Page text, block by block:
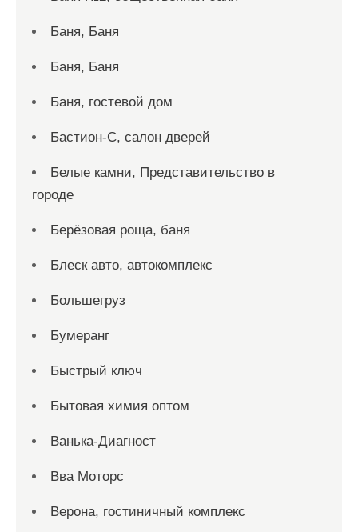
Баня, Баня
Баня, Баня
Баня, гостевой дом
Бастион-С, салон дверей
Белые камни, Представительство в
городе
Берёзовая роща, баня
Блеск авто, автокомплекс
Большегруз
Бумеранг
Быстрый ключ
Бытовая химия оптом
Ванька-Диагност
Вва Моторс
Верона, гостиничный комплекс